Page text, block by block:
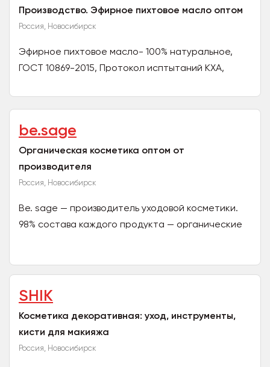
Производство. Эфирное пихтовое масло оптом
Россия, Новосибирск
Эфирное пихтовое масло- 100% натуральное,
ГОСТ 10869-2015, Протокол исптытаний КХА,
плотность 0,901 Вся...
be.sage
Органическая косметика оптом от
производителя
Россия, Новосибирск
Be. sage — производитель уходовой косметики.
98% состава каждого продукта — органические
SHIK
Косметика декоративная: уход, инструменты,
кисти для макияжа
Россия, Новосибирск